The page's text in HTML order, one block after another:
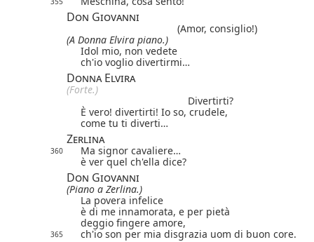
Don Giovanni
(Amor, consiglio!)
(A Donna Elvira piano.)
Idol mio, non vedete
ch'io voglio divertirmi…
Donna Elvira
(Forte.)
Divertirti?
È vero! divertirti! Io so, crudele,
come tu ti diverti…
Zerlina
360
Ma signor cavaliere…
è ver quel ch'ella dice?
Don Giovanni
(Piano a Zerlina.)
La povera infelice
è di me innamorata, e per pietà
deggio fingere amore,
365 ch'io son per mia disgrazia uom di buon core.